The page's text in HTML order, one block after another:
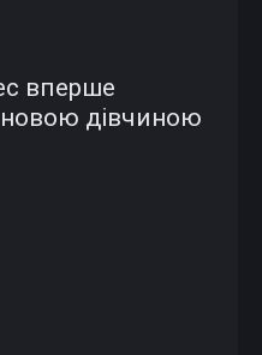
вперше
новою дівчиною